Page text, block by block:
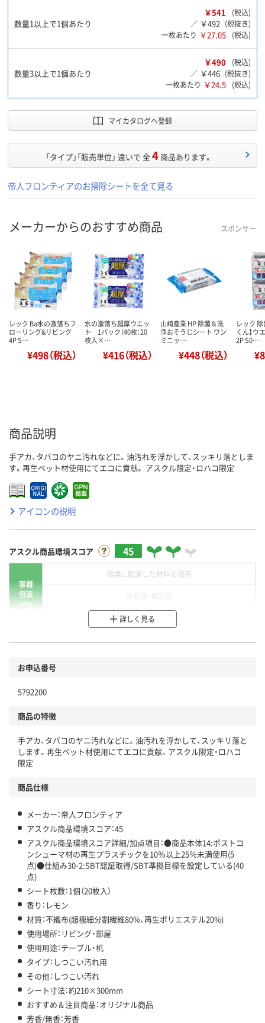
数量1以上で1個あたり
￥541
(税込)
／ ￥492 (税抜き)
一枚あたり ￥27.05 (税込)
数量3以上で1個あたり
￥490
(税込)
／ ￥446 (税抜き)
一枚あたり ￥24.5 (税込)
マイカタログへ登録
「タイプ」「販売単位」 違いで 全4 商品あります。
帝人フロンティアのお掃除シートを全て見る
メーカーからのおすすめ商品 スポンサー
レック Ba水の激落ちフ
ローリング&リビング
4P S…
¥498（税込）
水の激落ち超厚ウエッ
ト 1パック（40枚：20
枚入×…
¥416（税込）
山崎産業 HP 除菌＆洗
浄おそうじシート ワン
ミニッ…
¥448（税込）
レック 除
くん】ウ
2P S0…
商品説明
手アカ、タバコのヤニ汚れなどに。油汚れを浮かして、スッキリ落としま
す。再生ペット材使用にてエコに貢献。 アスクル限定・ロハコ限定
アイコンの説明
アスクル商品環境スコア 45
容器
包装
環境に配慮した材料を使用
分別・リサイクルしやすい設計
本体
仕組
アスクルで資源循環している
この商品の環境配慮ポイントです。下記商品詳細「
詳しく見る
お申込番号
5792200
商品の特徴
手アカ、タバコのヤニ汚れなどに。油汚れを浮かして、スッキリ落と
します。再生ペット材使用にてエコに貢献。アスクル限定・ロハコ
限定
商品仕様
メーカー：帝人フロンティア
アスクル商品環境スコア：45
アスクル商品環境スコア詳細/加点項目：●商品本体14:ポストコ
ンシューマ材の再生プラスチックを10％以上25％未満使用(5
点)●仕組み30-2:SBT認証取得/SBT準拠目標を設定している(40
点)
シート枚数：1個（20枚入）
香り：レモン
材質：不織布(超極細分割繊維80%、再生ポリエステル20%)
使用場所：リビング・部屋
使用用途：テーブル・机
タイプ：しつこい汚れ用
その他：しつこい汚れ
シート寸法：約210×300mm
おすすめ＆注目商品：オリジナル商品
芳香/無香：芳香